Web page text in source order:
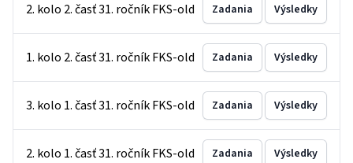
2. kolo 2. časť 31. ročník FKS-old Zadania Výsledky
1. kolo 2. časť 31. ročník FKS-old Zadania Výsledky
3. kolo 1. časť 31. ročník FKS-old Zadania Výsledky
2. kolo 1. časť 31. ročník FKS-old Zadania Výsledky